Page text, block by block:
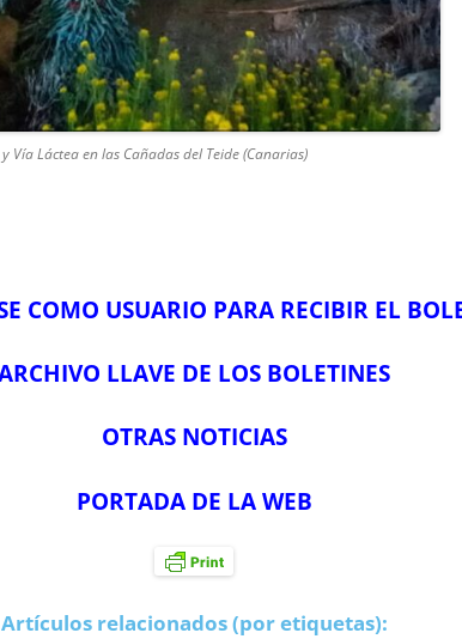
Vía Láctea en las Cañadas del Teide (Canarias)
COMO USUARIO PARA RECIBIR EL
LLAVE DE LOS BOLETINES
OTRAS NOTICIAS
PORTADA DE LA WEB
Artículos relacionados (por etiquetas):